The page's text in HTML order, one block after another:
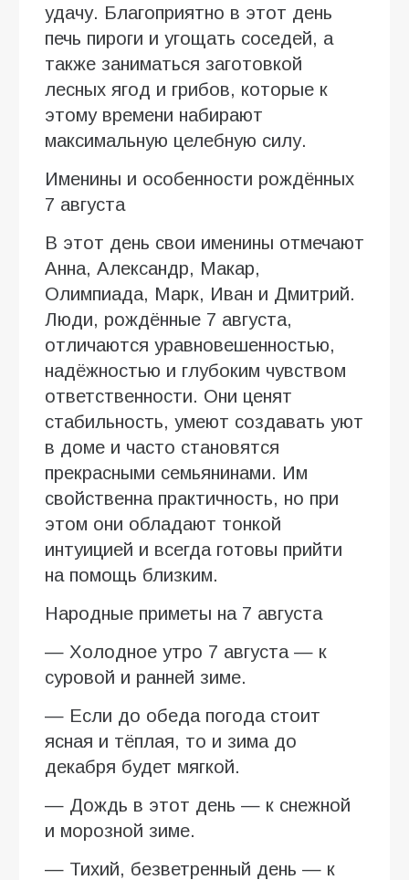
удачу. Благоприятно в этот день
печь пироги и угощать соседей, а
также заниматься заготовкой
лесных ягод и грибов, которые к
этому времени набирают
максимальную целебную силу.
Именины и особенности рождённых
7 августа
В этот день свои именины отмечают
Анна, Александр, Макар,
Олимпиада, Марк, Иван и Дмитрий.
Люди, рождённые 7 августа,
отличаются уравновешенностью,
надёжностью и глубоким чувством
ответственности. Они ценят
стабильность, умеют создавать уют
в доме и часто становятся
прекрасными семьянинами. Им
свойственна практичность, но при
этом они обладают тонкой
интуицией и всегда готовы прийти
на помощь близким.
Народные приметы на 7 августа
— Холодное утро 7 августа — к
суровой и ранней зиме.
— Если до обеда погода стоит
ясная и тёплая, то и зима до
декабря будет мягкой.
— Дождь в этот день — к снежной
и морозной зиме.
— Тихий, безветренный день — к